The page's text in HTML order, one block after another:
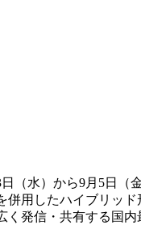
（水）から9月5日
用したハイブリッド
発信・共有する国内